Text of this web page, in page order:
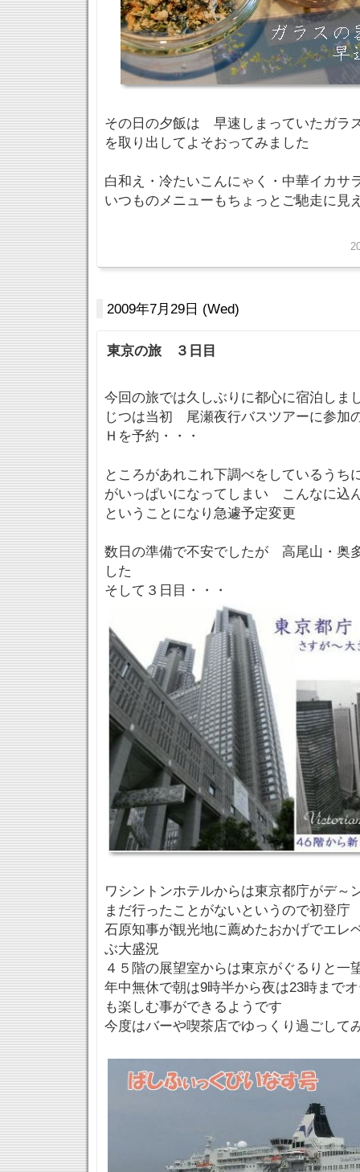
その日の夕飯は 早速しまっていたガラ
を取り出してよそおってみました
白和え・冷たいこんにゃく・中華イカサ
いつものメニューもちょっとご馳走に見
2009年7月29日 (Wed)
東京の旅 ３日目
今回の旅では久しぶりに都心に宿泊しま
じつは当初 尾瀬夜行バスツアーに参加
Ｈを予約・・・
ところがあれこれ下調べをしているう
がいっぱいになってしまい こんなに込
ということになり急遽予定変更
数日の準備で不安でしたが 高尾山・奥
した
そして３日目・・・
ワシントンホテルからは東京都庁がデ～
まだ行ったことがないというので初登庁
石原知事が観光地に薦めたおかげでエレ
ぶ大盛況
４５階の展望室からは東京がぐるりと一
年中無休で朝は9時半から夜は23時まで
も楽しむ事ができるようです
今度はバーや喫茶店でゆっくり過ごして